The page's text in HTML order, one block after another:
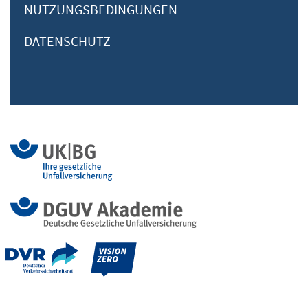
NUTZUNGSBEDINGUNGEN
DATENSCHUTZ